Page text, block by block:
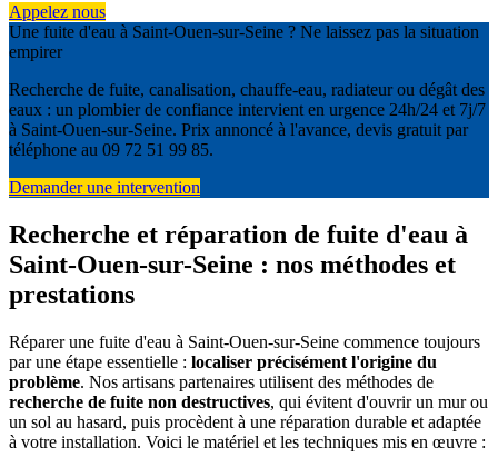
Appelez nous
Une fuite d'eau à Saint-Ouen-sur-Seine ? Ne laissez pas la situation
empirer
Recherche de fuite, canalisation, chauffe-eau, radiateur ou dégât des
eaux : un plombier de confiance intervient en urgence 24h/24 et 7j/7
à Saint-Ouen-sur-Seine. Prix annoncé à l'avance, devis gratuit par
téléphone au 09 72 51 99 85.
Demander une intervention
Recherche et réparation de fuite d'eau à
Saint-Ouen-sur-Seine : nos méthodes et
prestations
Réparer une fuite d'eau à Saint-Ouen-sur-Seine commence toujours
par une étape essentielle : localiser précisément l'origine du
problème. Nos artisans partenaires utilisent des méthodes de
recherche de fuite non destructives, qui évitent d'ouvrir un mur ou
un sol au hasard, puis procèdent à une réparation durable et adaptée
à votre installation. Voici le matériel et les techniques mis en œuvre :